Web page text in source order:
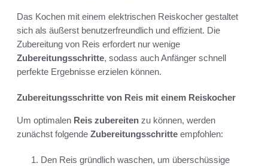
Das Kochen mit einem elektrischen Reiskocher gestaltet
sich als äußerst benutzerfreundlich und effizient. Die
Zubereitung von Reis erfordert nur wenige
Zubereitungsschritte, sodass auch Anfänger schnell
perfekte Ergebnisse erzielen können.
Zubereitungsschritte von Reis mit einem Reiskocher
Um optimalen Reis zubereiten zu können, werden
zunächst folgende Zubereitungsschritte empfohlen:
Den Reis gründlich waschen, um überschüssige